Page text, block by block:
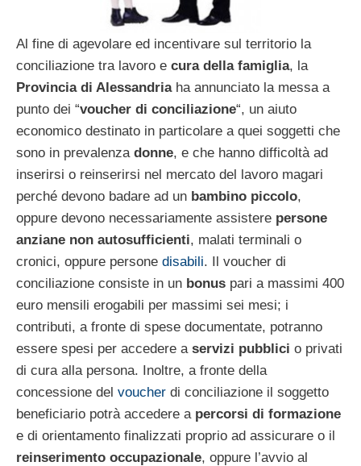
Al fine di agevolare ed incentivare sul territorio la
conciliazione tra lavoro e cura della famiglia, la
Provincia di Alessandriaha annunciato la messa a
punto dei “voucher di conciliazione“, un aiuto
economico destinato in particolare a quei soggetti che
sono in prevalenza donne, e che hanno difficoltà ad
inserirsi o reinserirsi nel mercato del lavoro magari
perché devono badare ad un bambino piccolo,
oppure devono necessariamente assistere persone
anziane non autosufficienti, malati terminali o
cronici, oppure persone disabili. Il voucher di
conciliazione consiste in un bonus pari a massimi 400
euro mensili erogabili per massimi sei mesi; i
contributi, a fronte di spese documentate, potranno
essere spesi per accedere a servizi pubblici o privati
di cura alla persona. Inoltre, a fronte della
concessione del voucher di conciliazione il soggetto
beneficiario potrà accedere a percorsi di formazione
e di orientamento finalizzati proprio ad assicurare o il
reinserimento occupazionale, oppure l’avvio al